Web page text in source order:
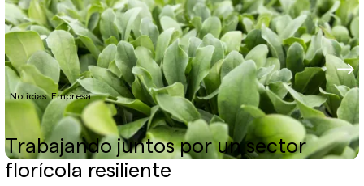
Trabajando juntos por un sector
florícola resiliente
Noticias Empresa